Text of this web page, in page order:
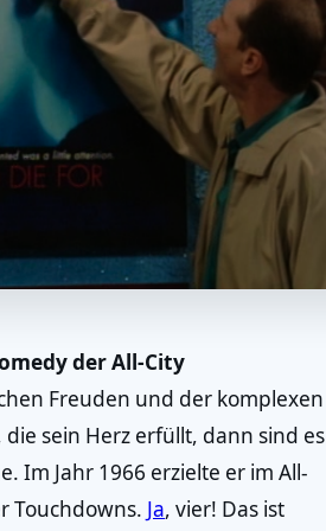
der All-City
Freuden und der komplexen
sein Herz erfüllt, dann sind es
Im Jahr 1966 erzielte er im All-
Touchdowns. Ja, vier! Das ist